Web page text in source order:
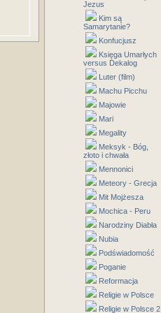
Jezus
Kim są
Samarytanie?
Konfucjusz
Księga Umarłych
versus Dekalog
Luter (film)
Machu Picchu
Majowie
Mari
Megality
Meksyk - Bóg,
złoto i chwała
Mennonici
Meteory - Grecja
Mit Mojżesza
Mochica - Peru
Narodziny Diabła
Nubia
Podświadomość
Poganie
Reformacja
Religie w Polsce
Religie w Polsce 2